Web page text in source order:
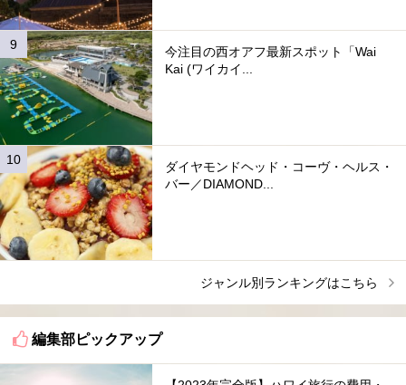
今注目の西オアフ最新スポット「Wai
Kai (ワイカイ...
ダイヤモンドヘッド・コーヴ・ヘルス・
バー／DIAMOND...
ジャンル別ランキングはこちら
編集部ピックアップ